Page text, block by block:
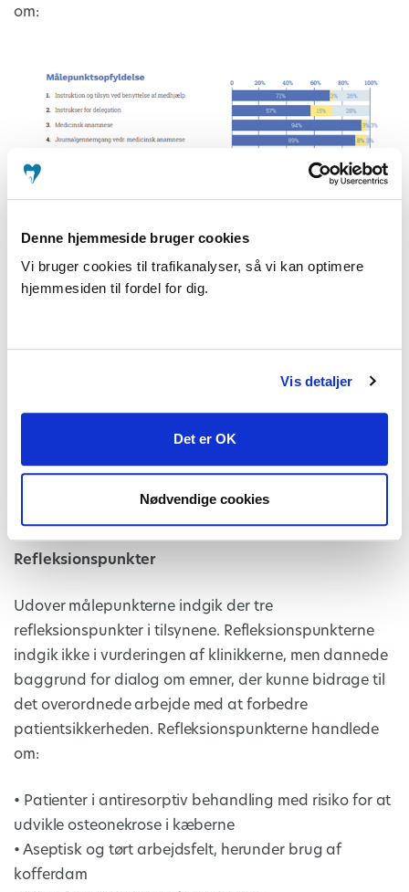
Denne hjemmeside bruger cookies
Vi bruger cookies til trafikanalyser, så vi kan optimere
hjemmesiden til fordel for dig.
Vis detaljer
Det er OK
Nødvendige cookies
om:
• Brug af antibiotika
• Håndtering af medicin og materialer
Refleksionspunkter
Udover målepunkterne indgik der tre
refleksionspunkter i tilsynene. Refleksionspunkterne
indgik ikke i vurderingen af klinikkerne, men dannede
baggrund for dialog om emner, der kunne bidrage til
det overordnede arbejde med at forbedre
patientsikkerheden. Refleksionspunkterne handlede
om:
• Patienter i antiresorptiv behandling med risiko for at
udvikle osteonekrose i kæberne
• Aseptisk og tørt arbejdsfelt, herunder brug af
kofferdam